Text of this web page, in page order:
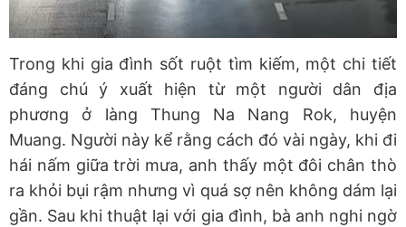
Trong khi gia đình sốt ruột tìm kiếm, một chi tiết
đáng chú ý xuất hiện từ một người dân địa
phương ở làng Thung Na Nang Rok, huyện
Muang. Người này kể rằng cách đó vài ngày, khi đi
hái nấm giữa trời mưa, anh thấy một đôi chân thò
ra khỏi bụi rậm nhưng vì quá sợ nên không dám lại
gần. Sau khi thuật lại với gia đình, bà anh nghi ngờ